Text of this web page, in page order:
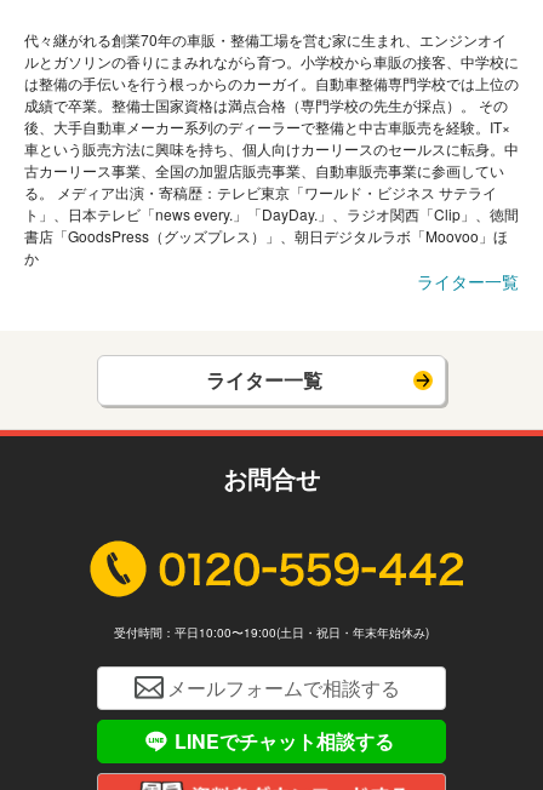
代々継がれる創業70年の車販・整備工場を営む家に生まれ、エンジンオイ
ルとガソリンの香りにまみれながら育つ。小学校から車販の接客、中学校に
は整備の手伝いを行う根っからのカーガイ。自動車整備専門学校では上位の
成績で卒業。整備士国家資格は満点合格（専門学校の先生が採点）。 その
後、大手自動車メーカー系列のディーラーで整備と中古車販売を経験。IT×
車という販売方法に興味を持ち、個人向けカーリースのセールスに転身。中
古カーリース事業、全国の加盟店販売事業、自動車販売事業に参画してい
る。 メディア出演・寄稿歴：テレビ東京「ワールド・ビジネス サテライ
ト」、日本テレビ「news every.」「DayDay.」、ラジオ関西「Clip」、徳間
書店「GoodsPress（グッズプレス）」、朝日デジタルラボ「Moovoo」ほ
か
ライター一覧
ライター一覧
お問合せ
受付時間：平日10:00〜19:00(土日・祝日・年末年始休み)
メールフォームで相談する
LINEでチャット相談する